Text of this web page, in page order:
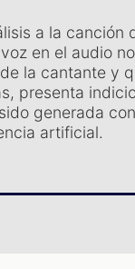
a la canción
en el audio
la cantante y
presenta
generada con
artificial.